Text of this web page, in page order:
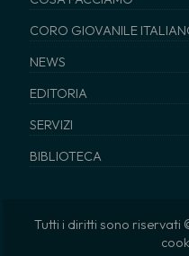
CORO GIOVANILE
NEWS
EDITORIA
SERVIZI
BIBLIOTECA
Tutti i diritti sono riservati